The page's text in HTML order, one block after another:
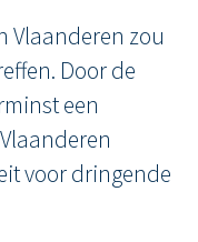
Vlaanderen zou
Door de
een
voor dringende